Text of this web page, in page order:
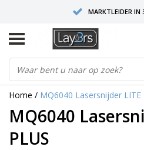
MARKTLEIDER IN
HOOGWAARDIGE
FYSIEKE
Home / MQ6040 Lasersnijder LITE
MQ6040
PLUS